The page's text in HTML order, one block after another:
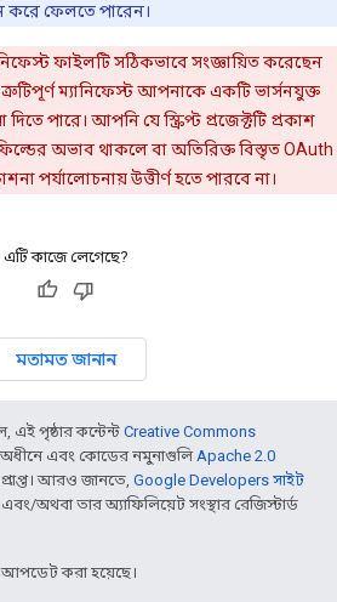
করে ফেলতে পারেন।
ফাইলটি সঠিকভাবে সংজ্ঞায়িত করেছেন
ম্যানিফেস্ট আপনাকে একটি ভার্সনযুক্ত
পারে। আপনি যে স্ক্রিপ্ট প্রজেক্টটি প্রকাশ
অভাব থাকলে বা অতিরিক্ত বিস্তৃত OAuth
পর্যালোচনায় উত্তীর্ণ হতে পারবে না।
এটি কাজে লেগেছে?
মতামত জানান
এই পৃষ্ঠার কন্টেন্ট Creative Commons
এবং কোডের নমুনাগুলিApache 2.0
আরও জানতে, Google Developers সাইট
অথবা তার অ্যাফিলিয়েট সংস্থার রেজিস্টার্ড
আপডেট করা হয়েছে।